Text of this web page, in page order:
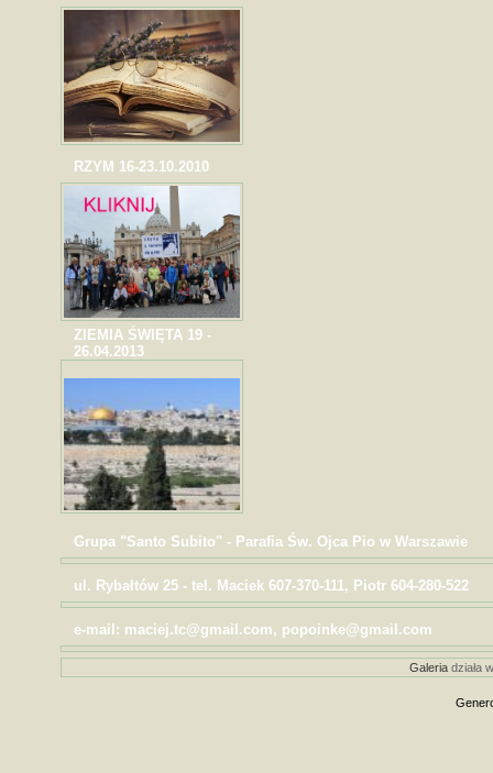
RZYM 16-23.10.2010
ZIEMIA ŚWIĘTA 19 -
26.04.2013
Grupa "Santo Subito" - Parafia Św. Ojca Pio w Warszawie
ul. Rybałtów 25 - tel. Maciek 607-370-111, Piotr 604-280-522
e-mail: maciej.tc@gmail.com, popoinke@gmail.com
Galeriadziała